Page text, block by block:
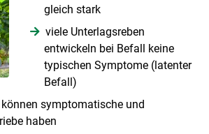
gleich stark
viele Unterlagsreben
entwickeln bei Befall keine
typischen Symptome (latenter
Befall)
symptomatische und
haben